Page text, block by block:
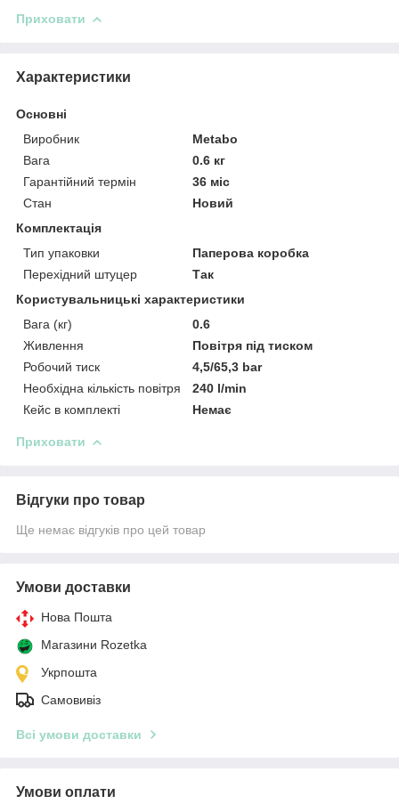
Приховати
Характеристики
Основні
Виробник
Metabo
Вага
0.6 кг
Гарантійний термін
36 міс
Стан
Новий
Комплектація
Тип упаковки
Паперова коробка
Перехідний штуцер
Так
Користувальницькі характеристики
Вага (кг)
0.6
Живлення
Повітря під тиском
Робочий тиск
4,5/65,3 bar
Необхідна кількість повітря
240 l/min
Кейс в комплекті
Немає
Приховати
Відгуки про товар
Ще немає відгуків про цей товар
Умови доставки
Нова Пошта
Магазини Rozetka
Укрпошта
Самовивіз
Всі умови доставки
Умови оплати